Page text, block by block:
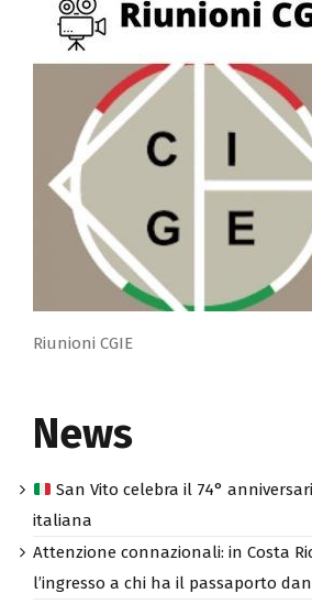
San Vito celebra il 74°
italiana
Attenzione connazionali: in Costa